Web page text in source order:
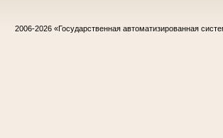
2006-2026 «Государственная автоматизированная